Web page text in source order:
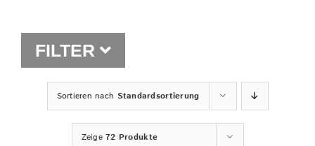
Shop
FILTER
Sortieren nach Standardsortierung
Zeige72 Produkte